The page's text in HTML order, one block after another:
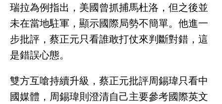
瑞拉為例指出，美國曾抓捕馬杜洛，但之後並
未在當地駐軍，顯示國際局勢不簡單。他進一
步批評，蔡正元只看誰敢打仗來判斷對錯，這
是錯誤心態。
雙方互嗆持續升級，蔡正元批評周錫瑋只看中
國媒體，周錫瑋則澄清自己主要參考國際英文